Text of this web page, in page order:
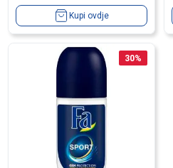
Kupi ovdje
30%